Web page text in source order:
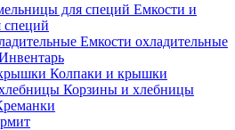
Емкости и
специй
Емкости охладительные
Колпаки и крышки
Корзины и хлебницы